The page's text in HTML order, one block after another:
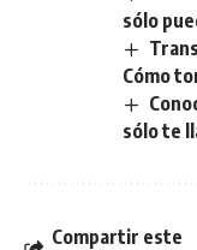
sólo
Cómo
sólo te
Compartir este